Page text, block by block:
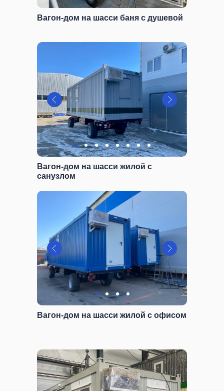
Вагон-дом на шасси баня с душевой
Вагон-дом на шасси жилой с
санузлом
Вагон-дом на шасси жилой с офисом